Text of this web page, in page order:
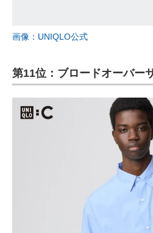
画像：UNIQLO公式
第11位：ブロードオーバー